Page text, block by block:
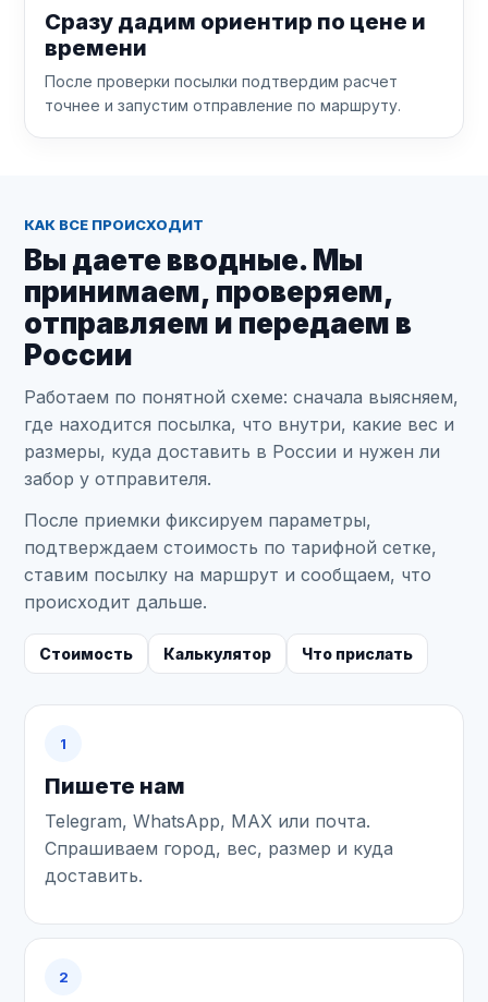
Сразу дадим ориентир по цене и
времени
После проверки посылки подтвердим расчет
точнее и запустим отправление по маршруту.
КАК ВСЕ ПРОИСХОДИТ
Вы даете вводные. Мы
принимаем, проверяем,
отправляем и передаем в
России
Работаем по понятной схеме: сначала выясняем,
где находится посылка, что внутри, какие вес и
размеры, куда доставить в России и нужен ли
забор у отправителя.
После приемки фиксируем параметры,
подтверждаем стоимость по тарифной сетке,
ставим посылку на маршрут и сообщаем, что
происходит дальше.
Стоимость Калькулятор Что прислать
1
Пишете нам
Telegram, WhatsApp, MAX или почта.
Спрашиваем город, вес, размер и куда
доставить.
2